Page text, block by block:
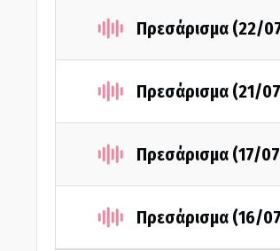
Πρεσάρισμα (22/
Πρεσάρισμα (21/
Πρεσάρισμα (17/
Πρεσάρισμα (16/